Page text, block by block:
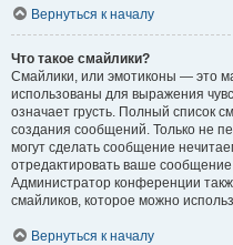
Вернуться к началу
Что такое смайлики?
Смайлики, или эмотиконы — это
использованы для выражения
означает грусть. Полный список
создания сообщений. Только не
могут сделать сообщение
отредактировать ваше
Администратор конференции
смайликов, которое можно
Вернуться к началу